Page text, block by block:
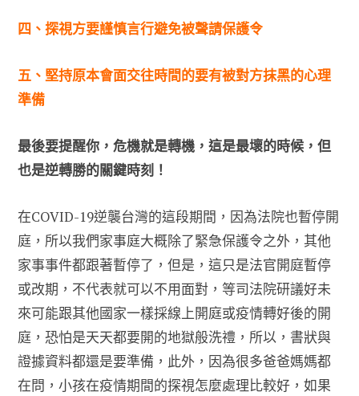
四、探視方要謹慎言行避免被聲請保護令
五、堅持原本會面交往時間的要有被對方抹黑的心理
準備
最後要提醒你，危機就是轉機，這是最壞的時候，但
也是逆轉勝的關鍵時刻！
在COVID-19逆襲台灣的這段期間，因為法院也暫停開
庭，所以我們家事庭大概除了緊急保護令之外，其他
家事事件都跟著暫停了，但是，這只是法官開庭暫停
或改期，不代表就可以不用面對，等司法院研議好未
來可能跟其他國家一樣採線上開庭或疫情轉好後的開
庭，恐怕是天天都要開的地獄般洗禮，所以，書狀與
證據資料都還是要準備，此外，因為很多爸爸媽媽都
在問，小孩在疫情期間的探視怎麼處理比較好，如果